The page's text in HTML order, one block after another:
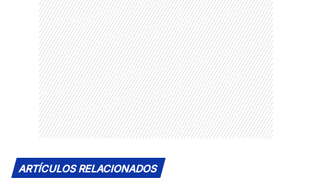
ARTÍCULOS RELACIONADOS